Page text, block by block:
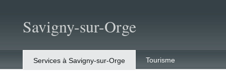
Savigny-sur-Orge
Services à Savigny-sur-Orge Tourisme